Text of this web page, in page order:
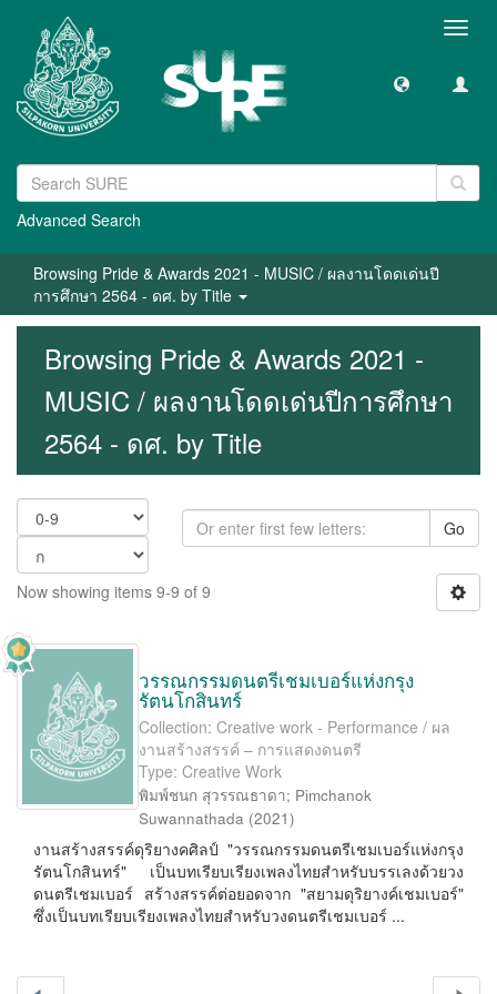
Advanced Search
Browsing Pride & Awards 2021 - MUSIC / ผลงานโดดเด่นปี
การศึกษา 2564 - ดศ. by Title
Browsing Pride & Awards 2021 -
MUSIC / ผลงานโดดเด่นปีการศึกษา
2564 - ดศ. by Title
Go
Now showing items 9-9 of 9
วรรณกรรมดนตรีเชมเบอร์แห่งกรุง
รัตนโกสินทร์
Collection: Creative work - Performance / ผล
งานสร้างสรรค์ – การแสดงดนตรี
Type: Creative Work
พิมพ์ชนก สุวรรณธาดา; Pimchanok
Suwannathada (2021)
งานสร้างสรรค์ดุริยางคศิลป์ "วรรณกรรมดนตรีเชมเบอร์แห่งกรุง
รัตนโกสินทร์" เป็นบทเรียบเรียงเพลงไทยสำหรับบรรเลงด้วยวง
ดนตรีเชมเบอร์ สร้างสรรค์ต่อยอดจาก "สยามดุริยางค์เชมเบอร์"
ซึ่งเป็นบทเรียบเรียงเพลงไทยสำหรับวงดนตรีเชมเบอร์ ...